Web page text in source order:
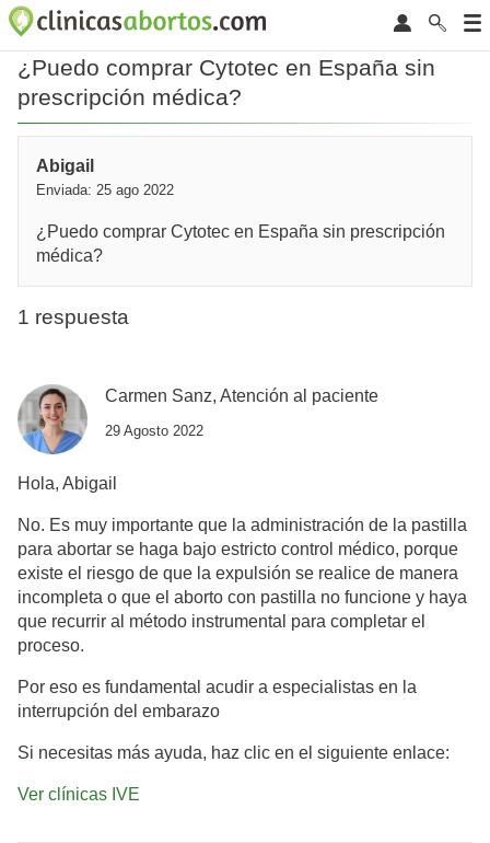
¿Puedo comprar Cytotec en España sin
prescripción médica?
Abigail
Enviada: 25 ago 2022
¿Puedo comprar Cytotec en España sin prescripción
médica?
1 respuesta
Carmen Sanz, Atención al paciente
29 Agosto 2022
Hola, Abigail
No. Es muy importante que la administración de la pastilla
para abortar se haga bajo estricto control médico, porque
existe el riesgo de que la expulsión se realice de manera
incompleta o que el aborto con pastilla no funcione y haya
que recurrir al método instrumental para completar el
proceso.
Por eso es fundamental acudir a especialistas en la
interrupción del embarazo
Si necesitas más ayuda, haz clic en el siguiente enlace:
Ver clínicas IVE